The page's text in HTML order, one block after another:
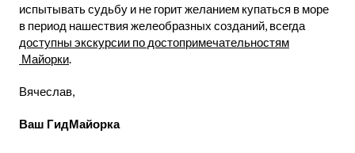
испытывать судьбу и не горит желанием купаться в море
в период нашествия желеобразных созданий, всегда
доступны экскурсии по достопримечательностям
Майорки.
Вячеслав,
Ваш ГидМайорка